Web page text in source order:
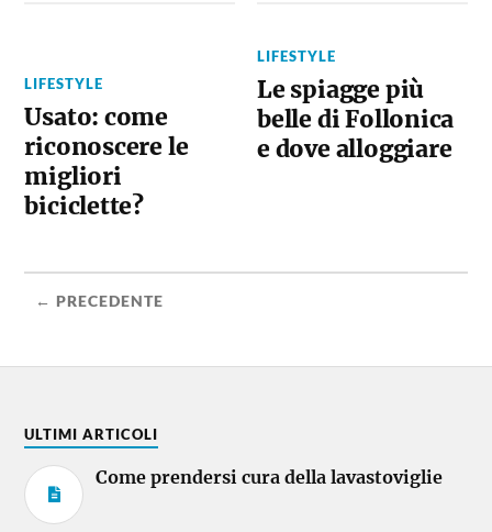
LIFESTYLE
Usato: come
riconoscere le
migliori
biciclette?
LIFESTYLE
Le spiagge più
belle di Follonica
e dove alloggiare
← PRECEDENTE
ULTIMI ARTICOLI
Come prendersi cura della lavastoviglie